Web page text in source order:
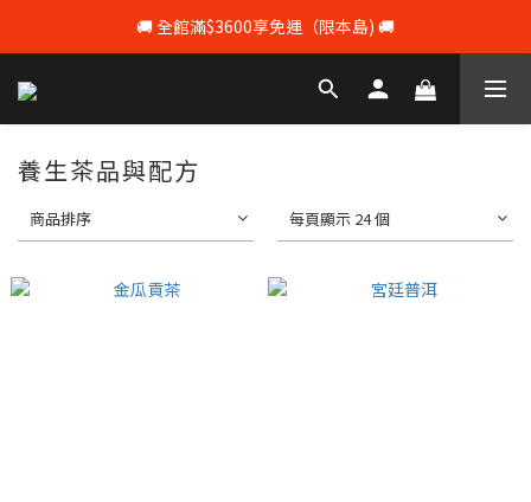
💰 註冊會員即享100元購物 💰
🚚 全館滿$3600享免運（限本島) 🚚
💰 註冊會員即享100元購物 💰
養生茶品與配方
商品排序 每頁顯示 24 個